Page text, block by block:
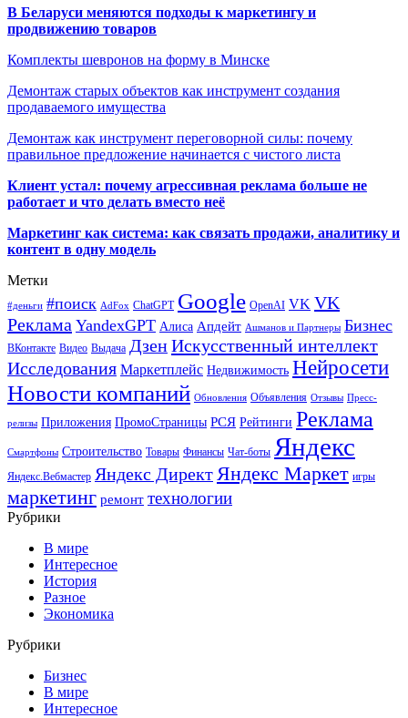
В Беларуси меняются подходы к маркетингу и
продвижению товаров
Комплекты шевронов на форму в Минске
Демонтаж старых объектов как инструмент создания
продаваемого имущества
Демонтаж как инструмент переговорной силы: почему
правильное предложение начинается с чистого листа
Клиент устал: почему агрессивная реклама больше не
работает и что делать вместо неё
Маркетинг как система: как связать продажи, аналитику и
контент в одну модель
Метки
#деньги #поиск AdFox ChatGPT Google OpenAI VK VK
Реклама YandexGPT Алиса Апдейт Ашманов и Партнеры Бизнес
ВКонтакте Видео Выдача ДзенИскусственный интеллект
Исследования Маркетплейс Недвижимость Нейросети
Новости компаний Обновления Объявления Отзывы Пресс-
релизы Приложения ПромоСтраницы РСЯ Рейтинги Реклама
Смартфоны Строительство Товары Финансы Чат-боты Яндекс
Яндекс.Вебмастер Яндекс Директ Яндекс Маркет игры
маркетинг ремонт технологии
Рубрики
В мире
Интересное
История
Разное
Экономика
Рубрики
Бизнес
В мире
Интересное